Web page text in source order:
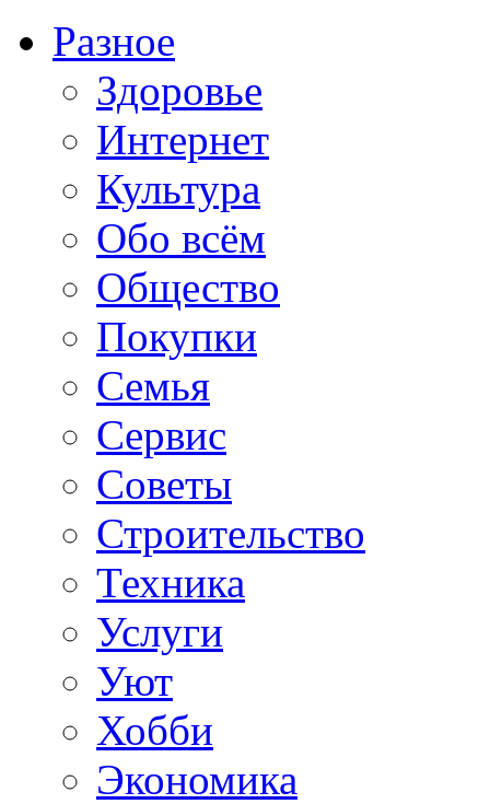
Разное
Здоровье
Интернет
Культура
Обо всём
Общество
Покупки
Семья
Сервис
Советы
Строительство
Техника
Услуги
Уют
Хобби
Экономика